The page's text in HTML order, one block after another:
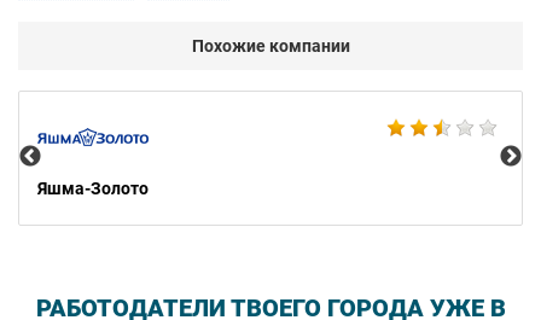
Похожие компании
Яшма-Золото
РАБОТОДАТЕЛИ ТВОЕГО ГОРОДА УЖЕ В